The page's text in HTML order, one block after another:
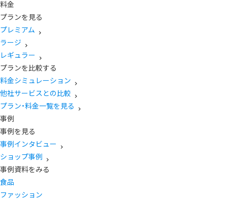
料金
プランを見る
プレミアム
ラージ
レギュラー
プランを比較する
料金シミュレーション
他社サービスとの比較
プラン・料金一覧を見る
事例
事例を見る
事例インタビュー
ショップ事例
事例資料をみる
食品
ファッション